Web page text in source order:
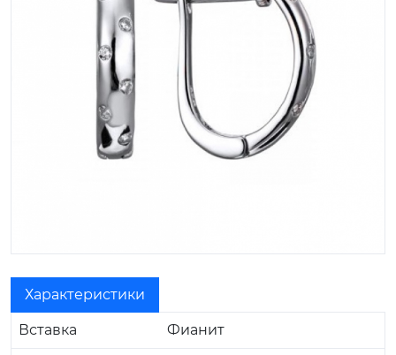
Характеристики
Вставка Фианит